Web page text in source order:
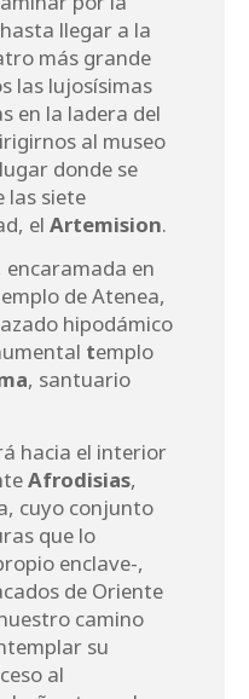
llegar a la
más grande
las lujosísimas
en la ladera del
al museo
donde se
las siete
el Artemision.
encaramada en
de Atenea,
hipodámico
templo
, santuario
hacia el interior
Afrodisias,
cuyo conjunto
que lo
enclave-,
de Oriente
camino
su
al